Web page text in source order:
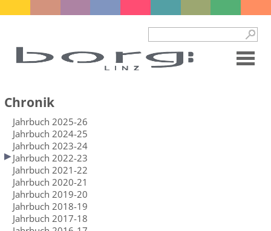
Chronik
Jahrbuch 2025-26
Jahrbuch 2024-25
Jahrbuch 2023-24
Jahrbuch 2022-23
Jahrbuch 2021-22
Jahrbuch 2020-21
Jahrbuch 2019-20
Jahrbuch 2018-19
Jahrbuch 2017-18